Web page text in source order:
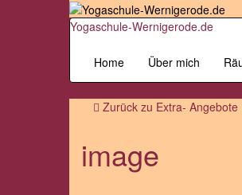
Yogaschule-Wernigerode.de
Home Über mich
Zurück zu Extra- Angebote
image